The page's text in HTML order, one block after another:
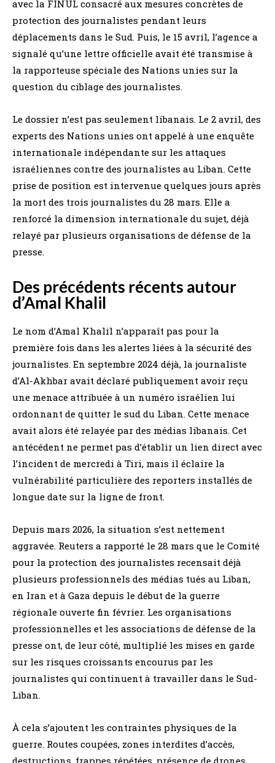
avec la FINUL consacré aux mesures concrètes de
protection des journalistes pendant leurs
déplacements dans le Sud. Puis, le 15 avril, l’agence a
signalé qu’une lettre officielle avait été transmise à
la rapporteuse spéciale des Nations unies sur la
question du ciblage des journalistes.
Le dossier n’est pas seulement libanais. Le 2 avril, des
experts des Nations unies ont appelé à une enquête
internationale indépendante sur les attaques
israéliennes contre des journalistes au Liban. Cette
prise de position est intervenue quelques jours après
la mort des trois journalistes du 28 mars. Elle a
renforcé la dimension internationale du sujet, déjà
relayé par plusieurs organisations de défense de la
presse.
Des précédents récents autour
d’Amal Khalil
Le nom d’Amal Khalil n’apparaît pas pour la
première fois dans les alertes liées à la sécurité des
journalistes. En septembre 2024 déjà, la journaliste
d’Al-Akhbar avait déclaré publiquement avoir reçu
une menace attribuée à un numéro israélien lui
ordonnant de quitter le sud du Liban. Cette menace
avait alors été relayée par des médias libanais. Cet
antécédent ne permet pas d’établir un lien direct avec
l’incident de mercredi à Tiri, mais il éclaire la
vulnérabilité particulière des reporters installés de
longue date sur la ligne de front.
Depuis mars 2026, la situation s’est nettement
aggravée. Reuters a rapporté le 28 mars que le Comité
pour la protection des journalistes recensait déjà
plusieurs professionnels des médias tués au Liban,
en Iran et à Gaza depuis le début de la guerre
régionale ouverte fin février. Les organisations
professionnelles et les associations de défense de la
presse ont, de leur côté, multiplié les mises en garde
sur les risques croissants encourus par les
journalistes qui continuent à travailler dans le Sud-
Liban.
À cela s’ajoutent les contraintes physiques de la
guerre. Routes coupées, zones interdites d’accès,